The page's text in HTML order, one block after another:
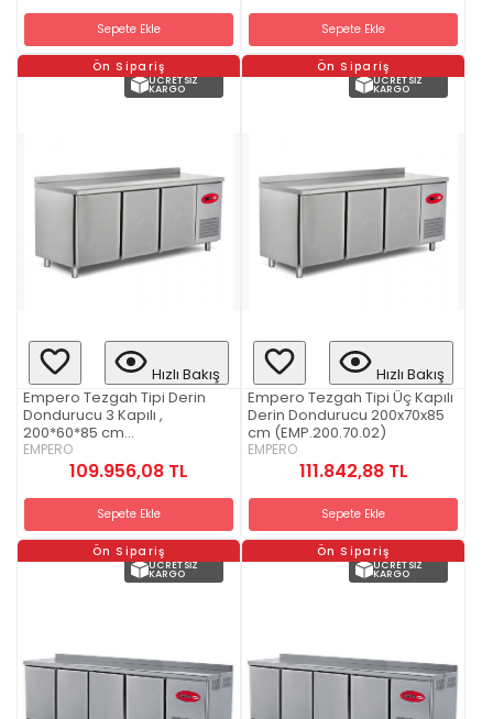
Sepete Ekle Sepete Ekle
Ön Sipariş
ÜCRETSIZ
KARGO
Hızlı Bakış
Empero Tezgah Tipi Derin
Dondurucu 3 Kapılı ,
200*60*85 cm
(EMP.200.60.02)
EMPERO
109.956,08 TL
Sepete Ekle
Ön Sipariş
ÜCRETSIZ
KARGO
Hızlı Bakış
Empero Tezgah Tipi Üç Kapılı
Derin Dondurucu 200x70x85
cm (EMP.200.70.02)
EMPERO
111.842,88 TL
Sepete Ekle
Ön Sipariş
ÜCRETSIZ
KARGO
Ön Sipariş
ÜCRETSIZ
KARGO